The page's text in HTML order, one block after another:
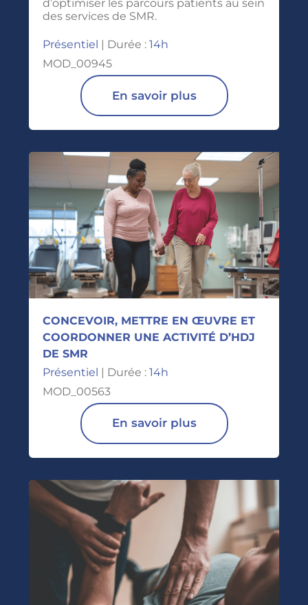
d’optimiser les parcours patients au sein
des services de SMR.
Présentiel | Durée : 14h
MOD_00945
En savoir plus
CONCEVOIR, METTRE EN ŒUVRE ET
COORDONNER UNE ACTIVITÉ D’HDJ
DE SMR
Présentiel | Durée : 14h
MOD_00563
En savoir plus